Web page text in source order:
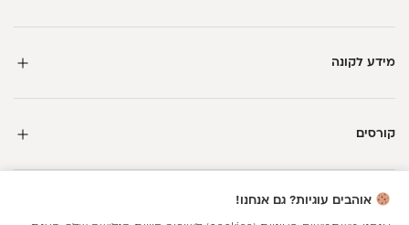
מידע לקונה
קורסים
אוהבים עוגיות? גם אנחנו!